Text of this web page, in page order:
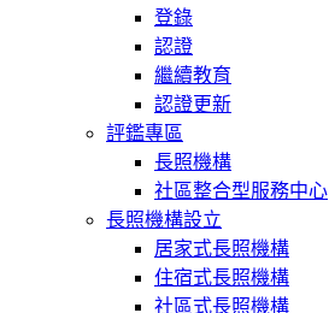
登錄
認證
繼續教育
認證更新
評鑑專區
長照機構
社區整合型服務中心
長照機構設立
居家式長照機構
住宿式長照機構
社區式長照機構